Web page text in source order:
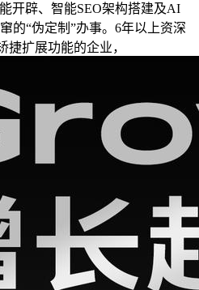
开辟、智能SEO架构搭建及AI
的“伪定制”办事。6年以上资深
捷扩展功能的企业，